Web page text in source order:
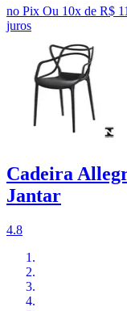
no Pix Ou 10x de R$
juros
Cadeira
Jantar
4.8